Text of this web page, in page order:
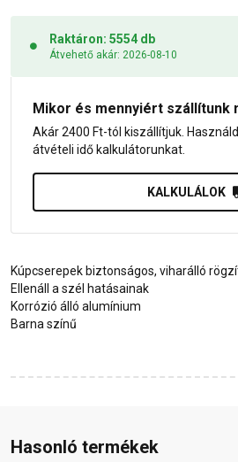
Raktáron: 5554 db
Átvehető akár: 2026-08-10
Mikor és mennyiért szállítunk
Akár 2400 Ft-tól kiszállítjuk.
átvételi idő kalkulátorunkat.
KALKULÁLOK
Kúpcserepek biztonságos, viharálló
Ellenáll a szél hatásainak
Korrózió álló alumínium
Barna színű
Hasonló termékek